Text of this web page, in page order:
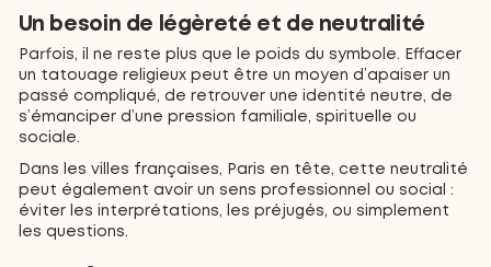
Un besoin de légèreté et de neutralité
Parfois, il ne reste plus que le poids du symbole. Effacer
un tatouage religieux peut être un moyen d’apaiser un
passé compliqué, de retrouver une identité neutre, de
s’émanciper d’une pression familiale, spirituelle ou
sociale.
Dans les villes françaises, Paris en tête, cette neutralité
peut également avoir un sens professionnel ou social :
éviter les interprétations, les préjugés, ou simplement
les questions.